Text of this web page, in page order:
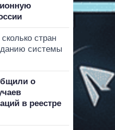
стран
системы
о
в реестре